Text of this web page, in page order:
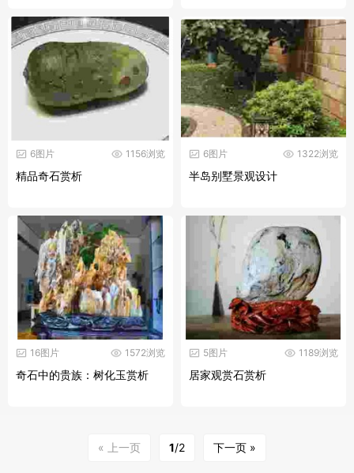
1156浏览
6图片
精品奇石赏析
1322浏览
6图片
半岛别墅景观设计
1572浏览
16图片
奇石中的贵族：树化玉赏析
1189浏览
5图片
居家观赏石赏析
« 上一页 1/2 下一页 »